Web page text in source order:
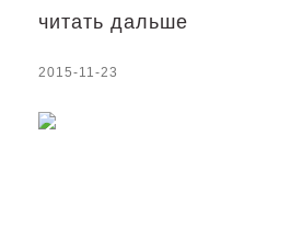
читать дальше
2015-11-23